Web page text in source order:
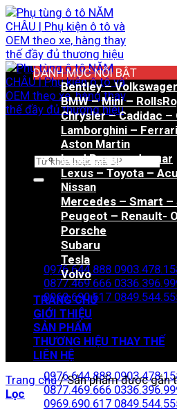
Bỏ
qua
nội
dung
Tìm
Hotline đặt hàng
0976.644.888
0877.469.666
0969.690.617
Zalo đặt hàng
0976.644.888
0877.469.666
0969.690.617
DANH MỤC NỔI BẬT
Bentley –
BMW – Mini –
Chrysler – Cadidac –
Lamborghini –
Aston Martin
Land Rover – Jaguar
Lexus – Toyota –
Nissan
Mercedes – Smart –
Peugeot – Renault-
Porsche
Subaru
Tesla
Volvo
TRANG CHỦ
GIỚI THIỆU
SẢN PHẨM
THƯƠNG HIỆU THAY THẾ
LIÊN HỆ
Trang chủ /Sản phẩm được gắn
Lọc